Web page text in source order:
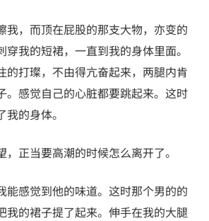
我，而顶在屁股的那支大物，亦变的
我的短裙，一直到我的身体里面。
的打璨，不由得亢奋起来，两腿内肯
。感觉自己的心脏都要跳起来。这时
的身体。
正当要高潮的时候怎么离开了。
能感觉到他的味道。这时那个男的的
我的裙子提了起来。伸手在我的大腿